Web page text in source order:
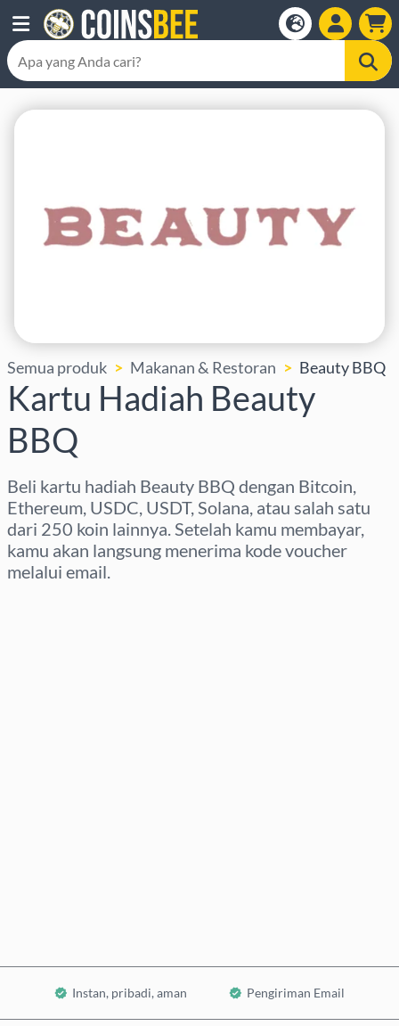
Semua produk Makanan & Restoran Beauty BBQ
Kartu Hadiah Beauty
BBQ
Beli kartu hadiah Beauty BBQ dengan Bitcoin,
Ethereum, USDC, USDT, Solana, atau salah satu
dari 250 koin lainnya. Setelah kamu membayar,
kamu akan langsung menerima kode voucher
melalui email.
Instan, pribadi, aman Pengiriman Email